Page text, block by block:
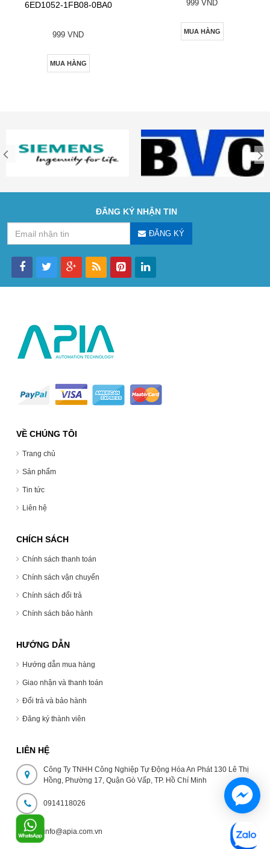
6ED1052-1FB08-0BA0
999 VND
MUA HÀNG
999 VND
MUA HÀNG
ĐĂNG KÝ NHẬN TIN
ĐĂNG KÝ
VỀ CHÚNG TÔI
Trang chủ
Sản phẩm
Tin tức
Liên hệ
CHÍCH SÁCH
Chính sách thanh toán
Chính sách vận chuyển
Chính sách đổi trả
Chính sách bảo hành
HƯỚNG DẪN
Hướng dẫn mua hàng
Giao nhận và thanh toán
Đổi trả và bảo hành
Đăng ký thành viên
LIÊN HỆ
Công Ty TNHH Công Nghiệp Tự Động Hóa An Phát 130 Lê Thị
Hồng, Phường 17, Quận Gò Vấp, TP. Hồ Chí Minh
0914118026
info@apia.com.vn